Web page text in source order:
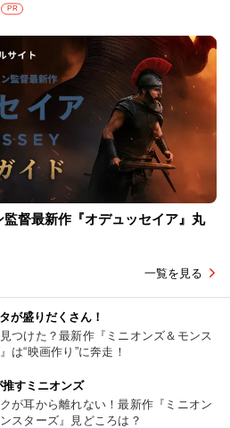
PR
督最新作『オデュッセイア』丸
一覧を見る
が盛りだくさん！
つけた？最新作『ミニオンズ＆モンス
は“映画作り”に奔走！
すミニオンズ
が耳から離れない！最新作『ミニオン
スターズ』見どころは？